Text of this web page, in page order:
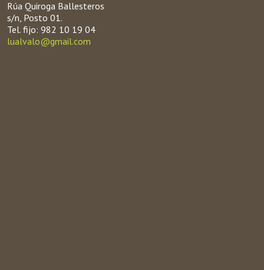
Rúa Quiroga Ballesteros
s/n, Posto 01.
Tel. fijo: 982 10 19 04
lualvalo@gmail.com